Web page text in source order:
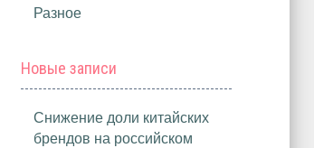
Разное
Новые записи
Снижение доли китайских
брендов на российском